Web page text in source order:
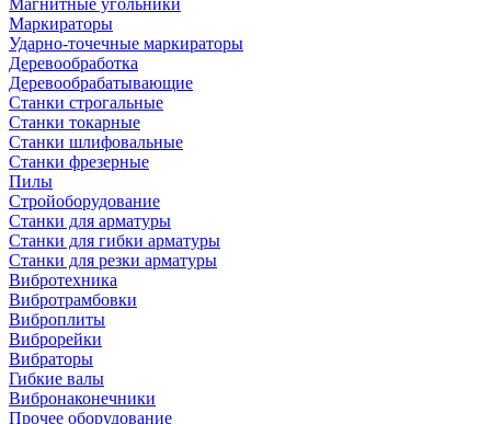
Магнитные угольники
Маркираторы
Ударно-точечные маркираторы
Деревообработка
Деревообрабатывающие
Станки строгальные
Станки токарные
Станки шлифовальные
Станки фрезерные
Пилы
Стройоборудование
Станки для арматуры
Станки для гибки арматуры
Станки для резки арматуры
Вибротехника
Вибротрамбовки
Виброплиты
Виброрейки
Вибраторы
Гибкие валы
Вибронаконечники
Прочее оборудование